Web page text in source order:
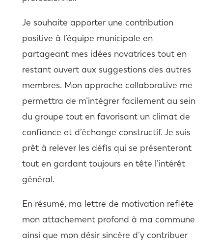
Je souhaite apporter une contribution
positive à l’équipe municipale en
partageant mes idées novatrices tout en
restant ouvert aux suggestions des autres
membres. Mon approche collaborative me
permettra de m’intégrer facilement au sein
du groupe tout en favorisant un climat de
confiance et d’échange constructif. Je suis
prêt à relever les défis qui se présenteront
tout en gardant toujours en tête l’intérêt
général.
En résumé, ma lettre de motivation reflète
mon attachement profond à ma commune
ainsi que mon désir sincère d’y contribuer